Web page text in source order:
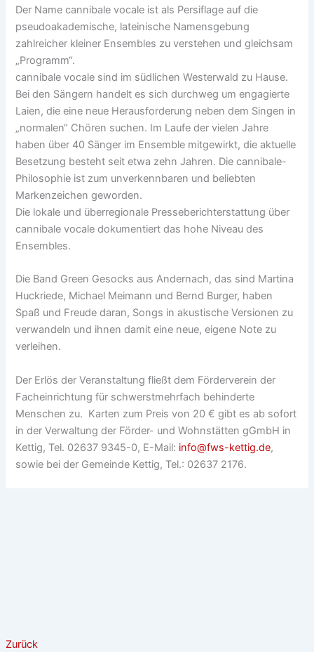
Zurück
Der Name cannibale vocale ist als Persiflage auf die
pseudoakademische, lateinische Namensgebung
zahlreicher kleiner Ensembles zu verstehen und gleichsam
„Programm“.
cannibale vocale sind im südlichen Westerwald zu Hause.
Bei den Sängern handelt es sich durchweg um engagierte
Laien, die eine neue Herausforderung neben dem Singen in
„normalen“ Chören suchen. Im Laufe der vielen Jahre
haben über 40 Sänger im Ensemble mitgewirkt, die aktuelle
Besetzung besteht seit etwa zehn Jahren. Die cannibale-
Philosophie ist zum unverkennbaren und beliebten
Markenzeichen geworden.
Die lokale und überregionale Presseberichterstattung über
cannibale vocale dokumentiert das hohe Niveau des
Ensembles.
Die Band Green Gesocks aus Andernach, das sind Martina
Huckriede, Michael Meimann und Bernd Burger, haben
Spaß und Freude daran, Songs in akustische Versionen zu
verwandeln und ihnen damit eine neue, eigene Note zu
verleihen.
Der Erlös der Veranstaltung fließt dem Förderverein der
Facheinrichtung für schwerstmehrfach behinderte
Menschen zu. Karten zum Preis von 20 € gibt es ab sofort
in der Verwaltung der Förder- und Wohnstätten gGmbH in
Kettig, Tel. 02637 9345-0, E-Mail: info@fws-kettig.de,
sowie bei der Gemeinde Kettig, Tel.: 02637 2176.